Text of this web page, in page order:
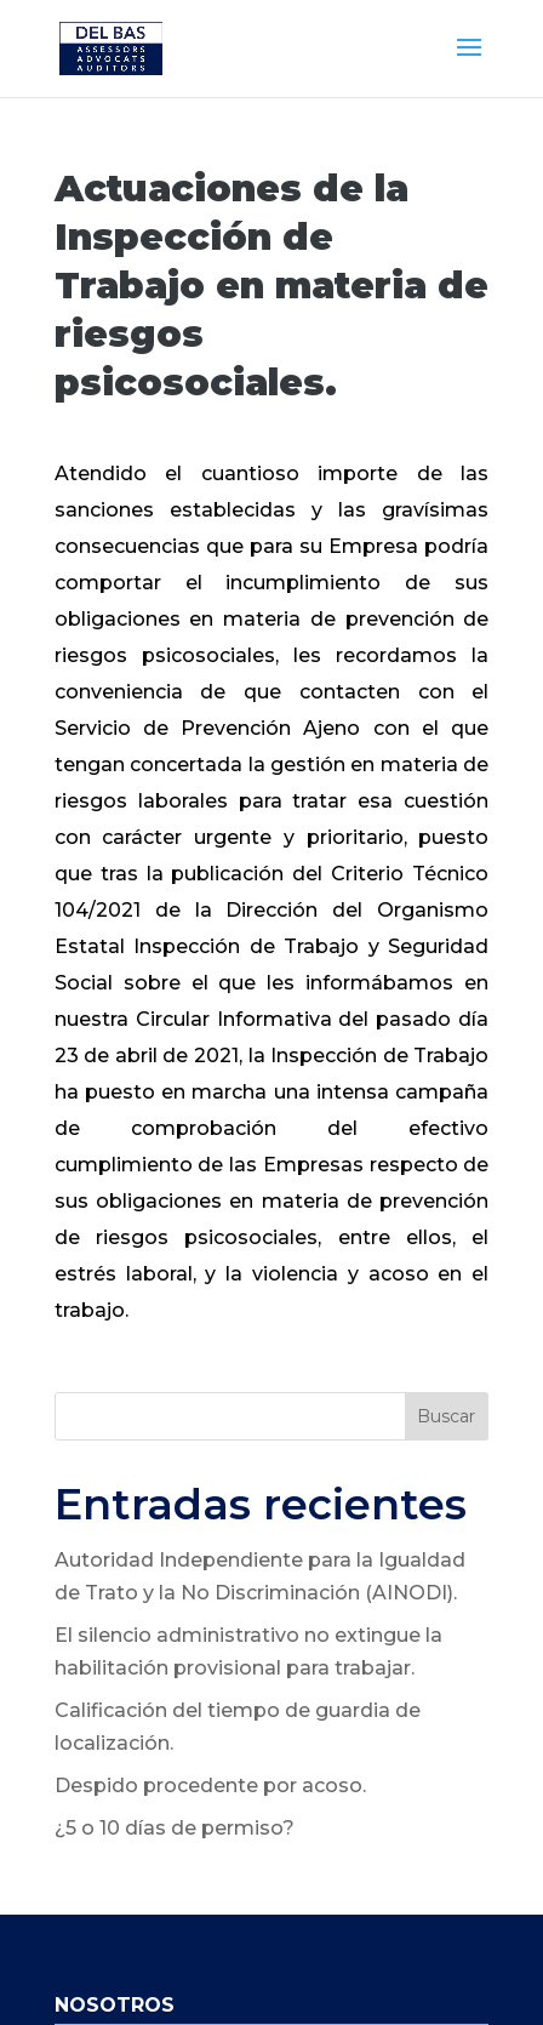
Actuaciones de la
Inspección de
Trabajo en materia de
riesgos
psicosociales.
Atendido el cuantioso importe de las
sanciones establecidas y las gravísimas
consecuencias que para su Empresa podría
comportar el incumplimiento de sus
obligaciones en materia de prevención de
riesgos psicosociales, les recordamos la
conveniencia de que contacten con el
Servicio de Prevención Ajeno con el que
tengan concertada la gestión en materia de
riesgos laborales para tratar esa cuestión
con carácter urgente y prioritario, puesto
que tras la publicación del Criterio Técnico
104/2021 de la Dirección del Organismo
Estatal Inspección de Trabajo y Seguridad
Social sobre el que les informábamos en
nuestra Circular Informativa del pasado día
23 de abril de 2021, la Inspección de Trabajo
ha puesto en marcha una intensa campaña
de comprobación del efectivo
cumplimiento de las Empresas respecto de
sus obligaciones en materia de prevención
de riesgos psicosociales, entre ellos, el
estrés laboral, y la violencia y acoso en el
trabajo.
Buscar
Entradas recientes
Autoridad Independiente para la Igualdad
de Trato y la No Discriminación (AINODI).
El silencio administrativo no extingue la
habilitación provisional para trabajar.
Calificación del tiempo de guardia de
localización.
Despido procedente por acoso.
¿5 o 10 días de permiso?
NOSOTROS